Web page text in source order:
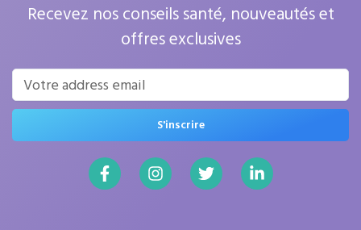
Recevez nos conseils santé, nouveautés et
offres exclusives
S'inscrire